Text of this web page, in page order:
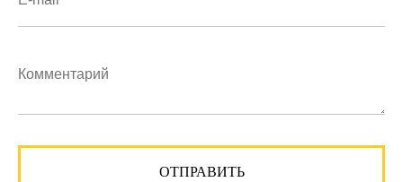
ОТПРАВИТЬ